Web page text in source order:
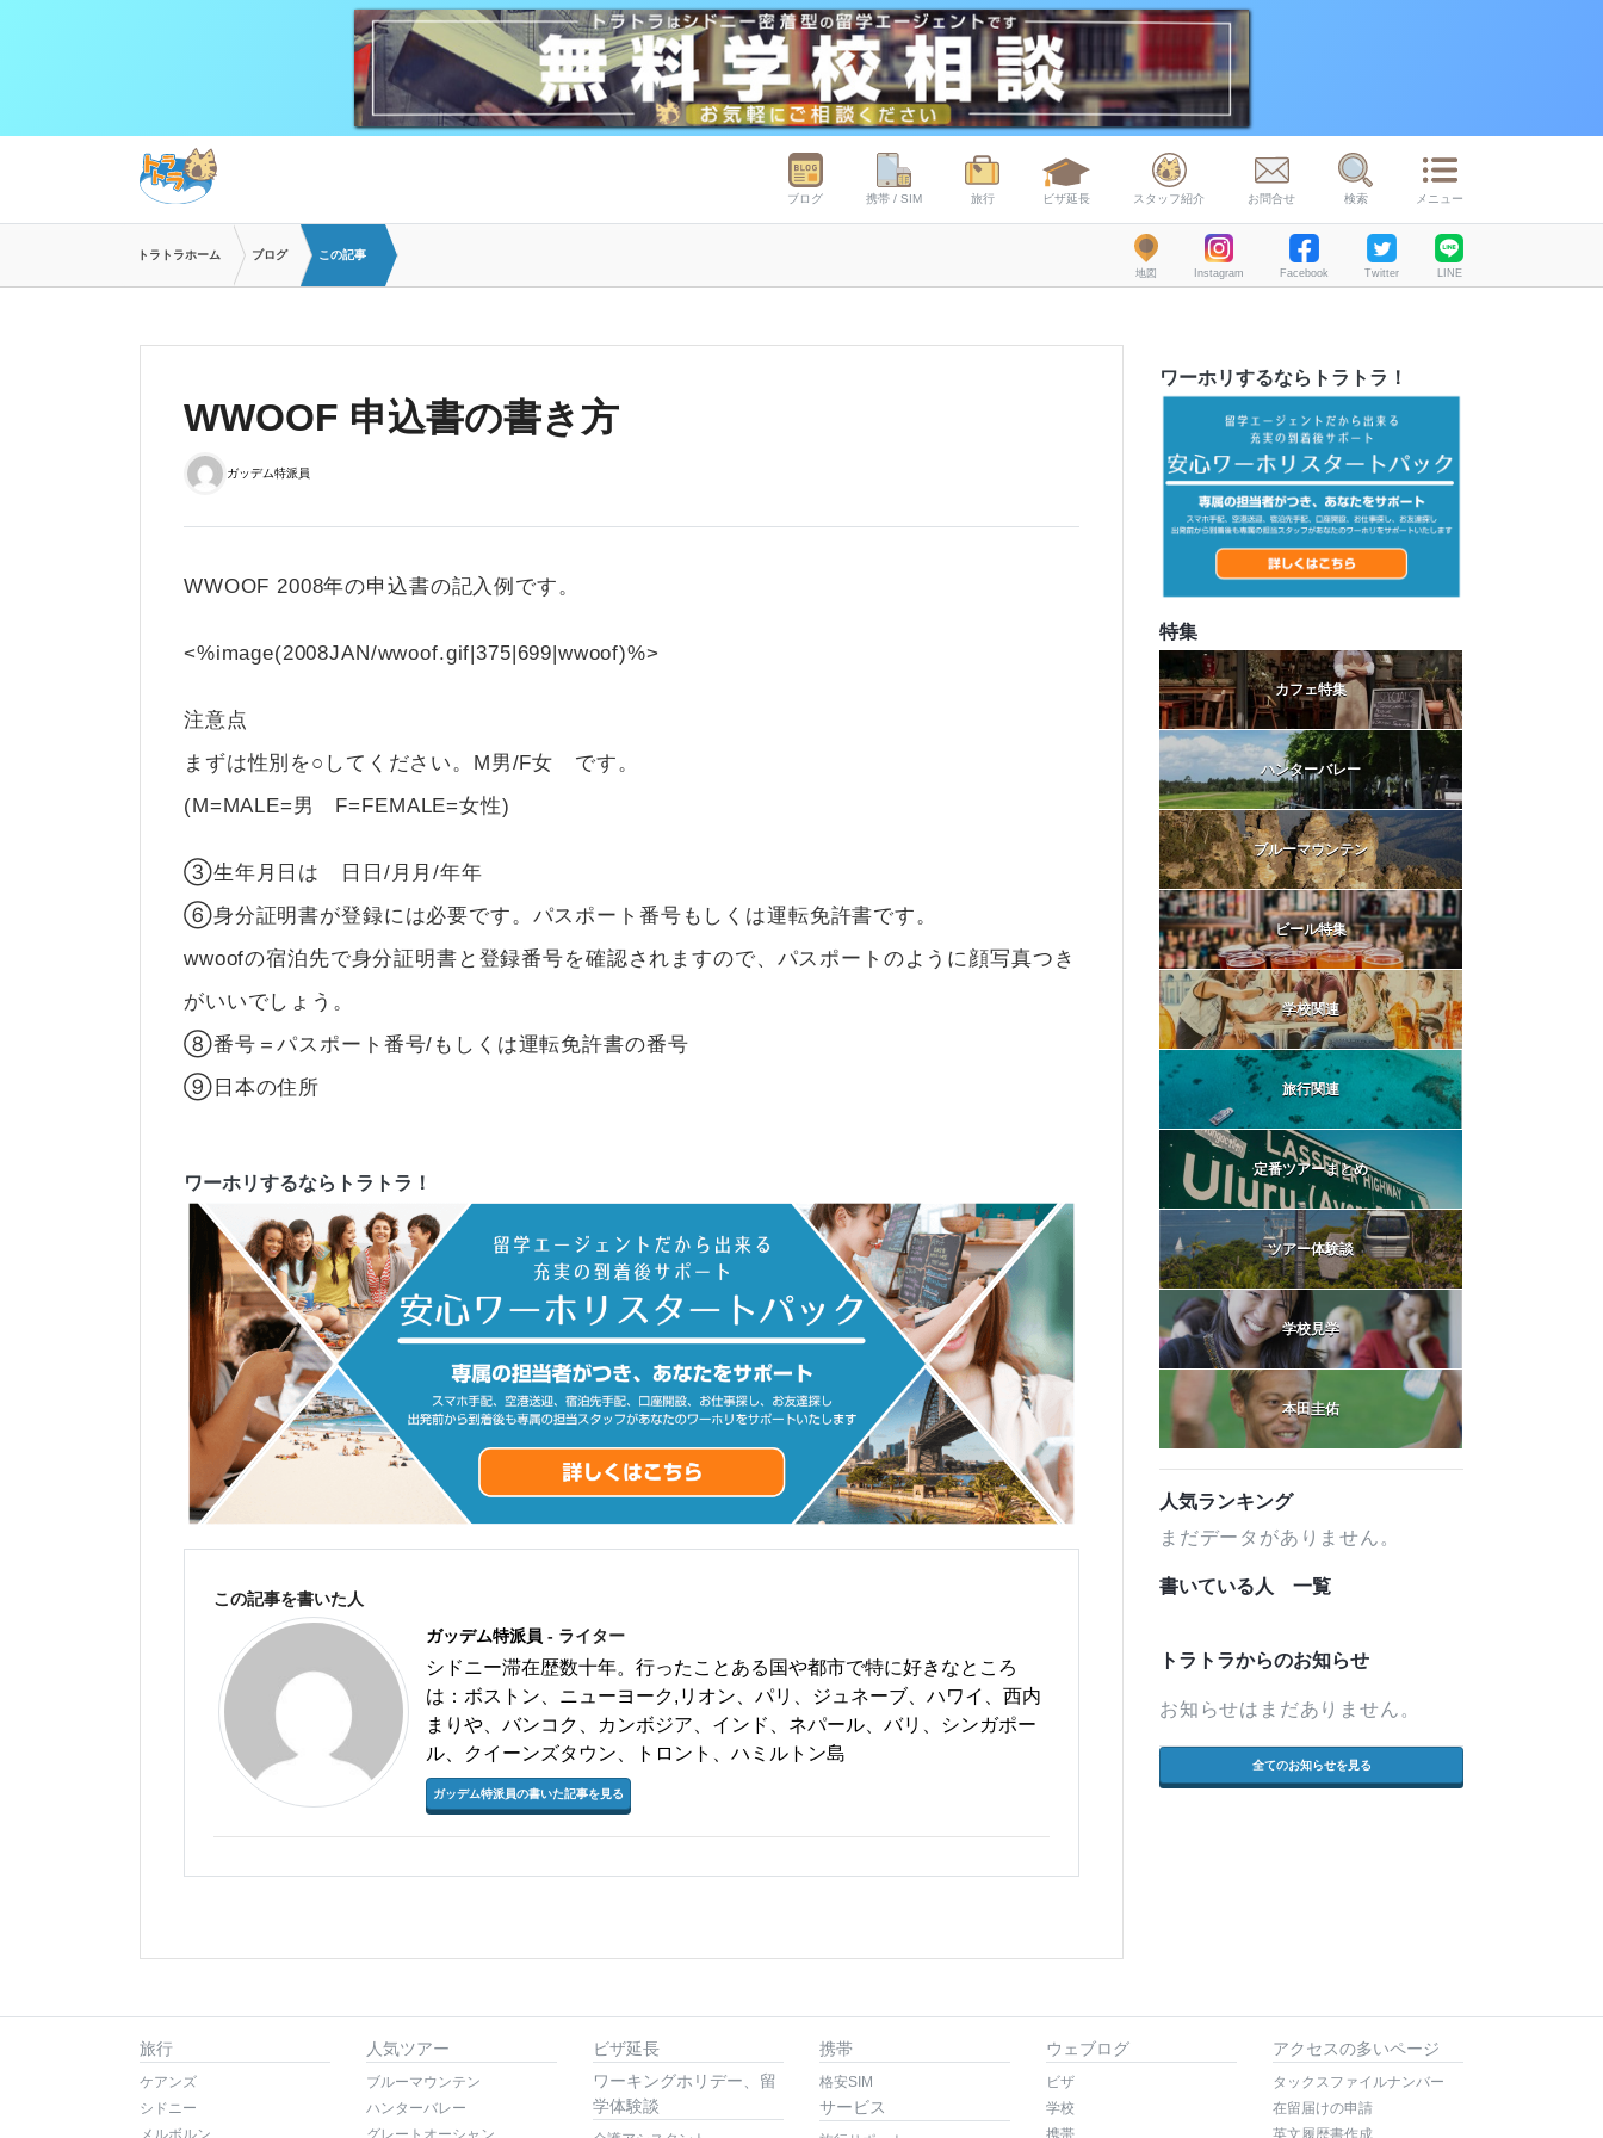
ブログ 携帯 / SIM 旅行 ビザ延長 スタッフ紹介 お問合せ 検索 メニュー
トラトラホーム ブログ この記事
地図 Instagram Facebook Twitter LINE
WWOOF 申込書の書き方
ガッデム特派員
WWOOF 2008年の申込書の記入例です。
<%image(2008JAN/wwoof.gif|375|699|wwoof)%>
注意点
まずは性別を○してください。M男/F女 です。
(M=MALE=男 F=FEMALE=女性)
③生年月日は 日日/月月/年年
⑥身分証明書が登録には必要です。パスポート番号もしくは運転免許書です。
wwoofの宿泊先で身分証明書と登録番号を確認されますので、パスポートのように顔写真つき
がいいでしょう。
⑧番号＝パスポート番号/もしくは運転免許書の番号
⑨日本の住所
ワーホリするならトラトラ！
この記事を書いた人
ガッデム特派員 - ライター
シドニー滞在歴数十年。行ったことある国や都市で特に好きなところ
は：ボストン、ニューヨーク,リオン、パリ、ジュネーブ、ハワイ、西内
まりや、バンコク、カンボジア、インド、ネパール、バリ、シンガポー
ル、クイーンズタウン、トロント、ハミルトン島
ガッデム特派員の書いた記事を見る
ワーホリするならトラトラ！
特集
カフェ特集
ハンターバレー
ブルーマウンテン
ビール特集
学校関連
旅行関連
定番ツアーまとめ
ツアー体験談
学校見学
本田圭佑
人気ランキング
まだデータがありません。
書いている人 一覧
トラトラからのお知らせ
お知らせはまだありません。
全てのお知らせを見る
旅行
ケアンズ
シドニー
人気ツアー
ブルーマウンテン
ハンターバレー
ビザ延長
ワーキングホリデー、留
学体験談
携帯
格安SIM
サービス
ウェブログ
ビザ
学校
アクセスの多いページ
タックスファイルナンバー
在留届けの申請